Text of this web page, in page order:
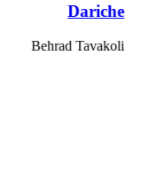
Dariche
Behrad Tavakoli